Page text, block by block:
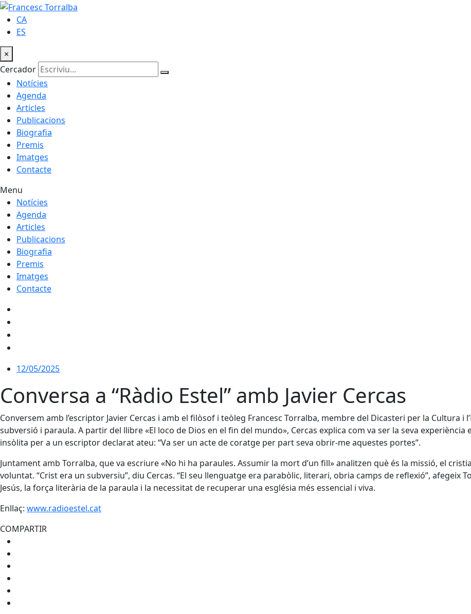
CA
ES
×
Cercador
Notícies
Agenda
Articles
Publicacions
Biografia
Premis
Imatges
Contacte
Menu
Notícies
Agenda
Articles
Publicacions
Biografia
Premis
Imatges
Contacte
12/05/2025
Conversa a “Ràdio Estel” amb Javier Cercas
Conversem amb l’escriptor Javier Cercas i amb el filòsof i teòleg Francesc Torralba, membre del Dicasteri per la Cultura i
subversió i paraula. A partir del llibre «El loco de Dios en el fin del mundo», Cercas explica com va ser la seva
insòlita per a un escriptor declarat ateu: “Va ser un acte de coratge per part seva obrir-me aquestes portes”.
Juntament amb Torralba, que va escriure «No hi ha paraules. Assumir la mort d’un fill» analitzen què és la missió, el
voluntat. “Crist era un subversiu”, diu Cercas. “El seu llenguatge era parabòlic, literari, obria camps de reflexió”, afegeix
Jesús, la força literària de la paraula i la necessitat de recuperar una església més essencial i viva.
Enllaç: www.radioestel.cat
COMPARTIR